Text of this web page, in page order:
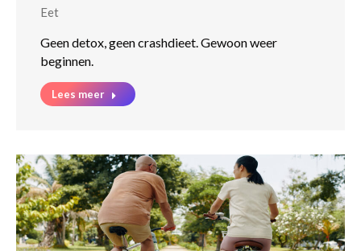
Eet
Geen detox, geen crashdieet. Gewoon weer
beginnen.
Lees meer